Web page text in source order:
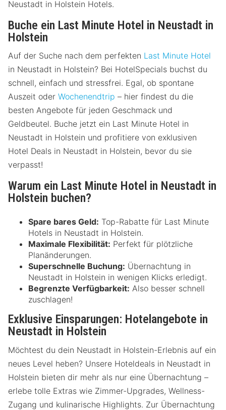
Neustadt in Holstein Hotels.
Buche ein Last Minute Hotel in Neustadt in
Holstein
Auf der Suche nach dem perfekten Last Minute Hotel
in Neustadt in Holstein? Bei HotelSpecials buchst du
schnell, einfach und stressfrei. Egal, ob spontane
Auszeit oder Wochenendtrip – hier findest du die
besten Angebote für jeden Geschmack und
Geldbeutel. Buche jetzt ein Last Minute Hotel in
Neustadt in Holstein und profitiere von exklusiven
Hotel Deals in Neustadt in Holstein, bevor du sie
verpasst!
Warum ein Last Minute Hotel in Neustadt in
Holstein buchen?
Spare bares Geld: Top-Rabatte für Last Minute
Hotels in Neustadt in Holstein.
Maximale Flexibilität: Perfekt für plötzliche
Planänderungen.
Superschnelle Buchung: Übernachtung in
Neustadt in Holstein in wenigen Klicks erledigt.
Begrenzte Verfügbarkeit: Also besser schnell
zuschlagen!
Exklusive Einsparungen: Hotelangebote in
Neustadt in Holstein
Möchtest du dein Neustadt in Holstein-Erlebnis auf ein
neues Level heben? Unsere Hoteldeals in Neustadt in
Holstein bieten dir mehr als nur eine Übernachtung –
erlebe tolle Extras wie Zimmer-Upgrades, Wellness-
Zugang und kulinarische Highlights. Zur Übernachtung